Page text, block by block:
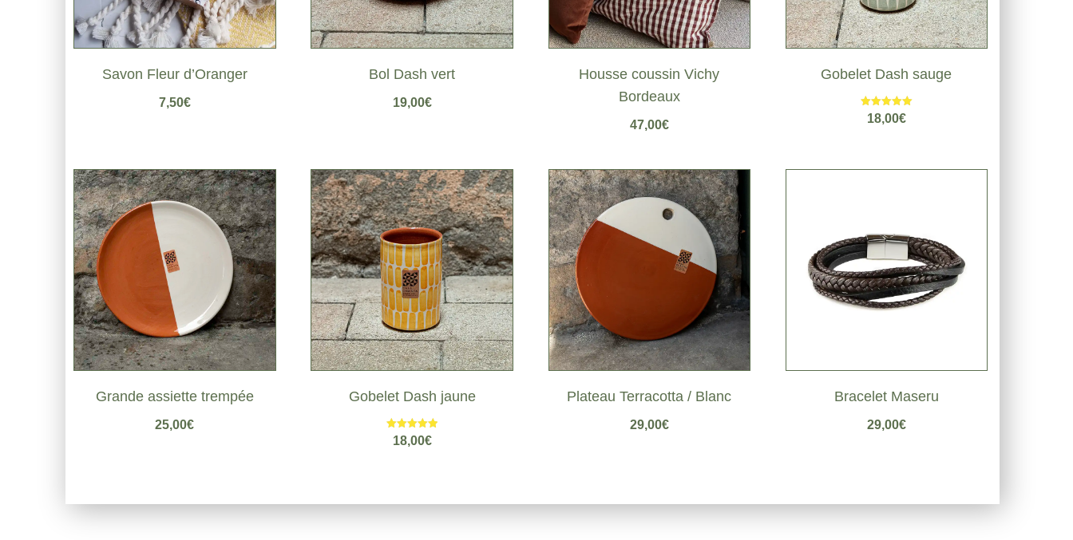
Savon Fleur d’Oranger
7,50€
Bol Dash vert
19,00€
Housse coussin Vichy
Bordeaux
47,00€
Gobelet Dash sauge
Note
5.00
18,00€
Grande assiette trempée
25,00€
Gobelet Dash jaune
Note
5.00
18,00€
Plateau Terracotta / Blanc
29,00€
Bracelet Maseru
29,00€